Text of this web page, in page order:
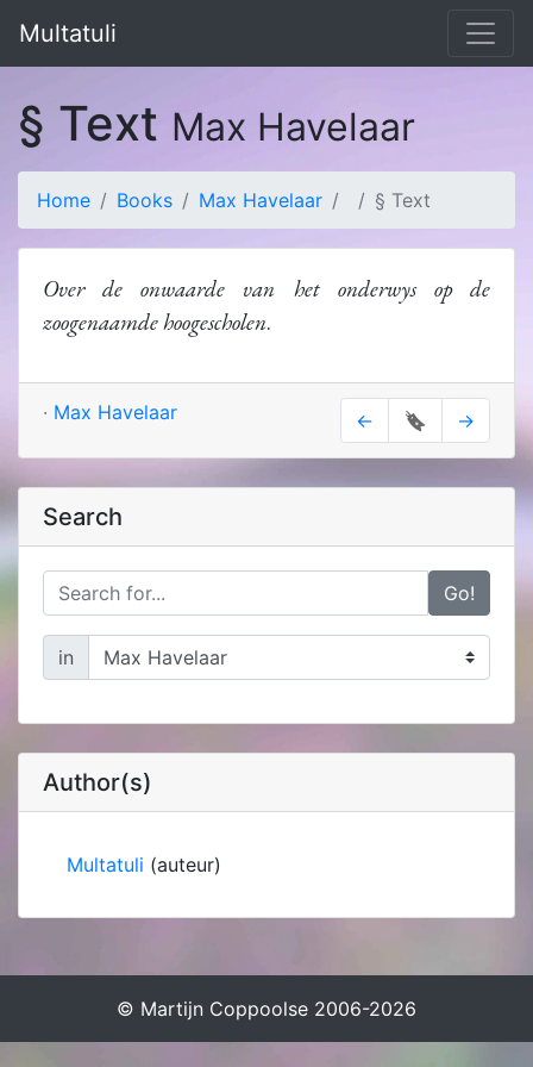
Multatuli
§ Text Max Havelaar
Home Books Max Havelaar § Text
Over de onwaarde van het onderwys op de
zoogenaamde hoogescholen.
· Max Havelaar ← 🔖 →
Search
Go!
in
Author(s)
Multatuli (auteur)
© Martijn Coppoolse 2006-2026